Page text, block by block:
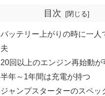
目次
バッテリー上がりの時に一人
夫
20回以上のエンジン再始動が
半年～1年間は充電が持つ
ジャンプスターターのスペッ